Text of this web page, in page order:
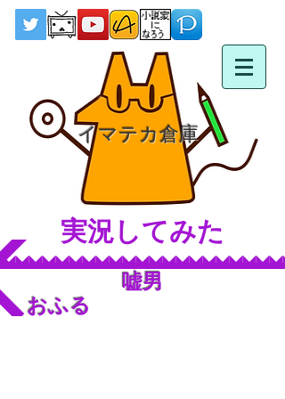
イマテカ倉庫
実況してみた
おふる
嘘男